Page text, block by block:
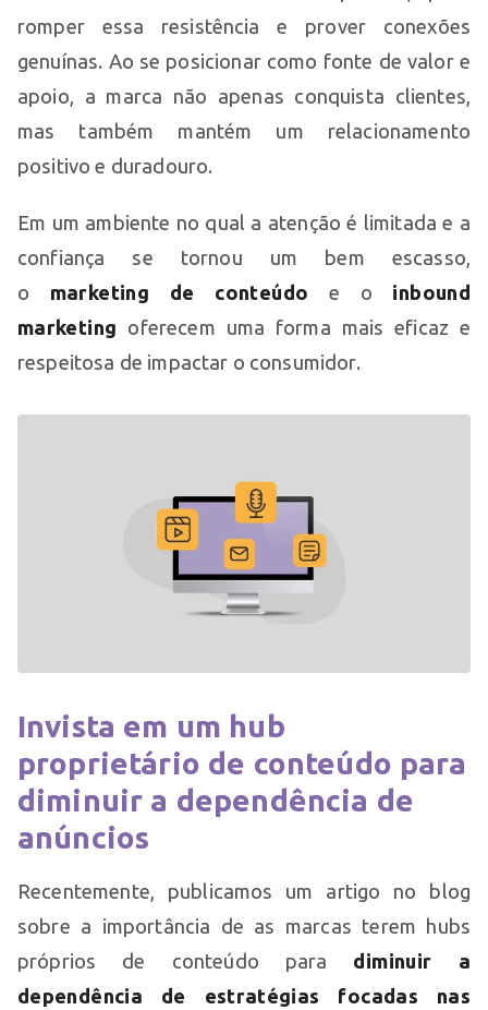
romper essa resistência e prover conexões
genuínas. Ao se posicionar como fonte de valor e
apoio, a marca não apenas conquista clientes,
mas também mantém um relacionamento
positivo e duradouro.
Em um ambiente no qual a atenção é limitada e a
confiança se tornou um bem escasso,
o marketing de conteúdo e o inbound
marketing oferecem uma forma mais eficaz e
respeitosa de impactar o consumidor.
Invista em um hub
proprietário de conteúdo para
diminuir a dependência de
anúncios
Recentemente, publicamos um artigo no blog
sobre a importância de as marcas terem hubs
próprios de conteúdo para diminuir a
dependência de estratégias focadas nas